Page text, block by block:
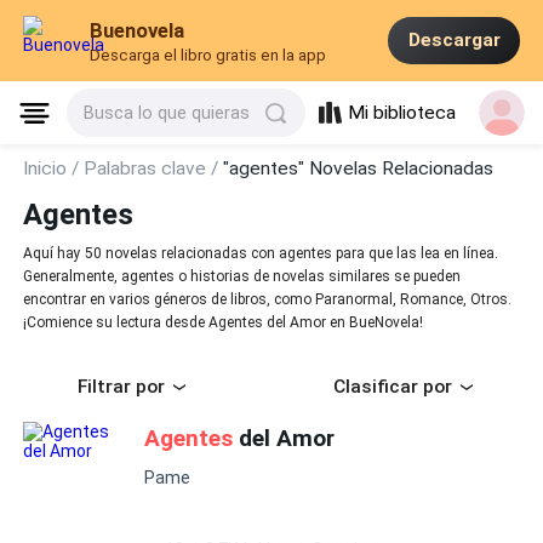
Buenovela
Descarga el libro gratis en la app
Descargar
Busca lo que quieras Mi biblioteca
Inicio / Palabras clave /"agentes" Novelas Relacionadas
Agentes
Aquí hay 50 novelas relacionadas con agentes para que las lea en línea.
Generalmente, agentes o historias de novelas similares se pueden
encontrar en varios géneros de libros, como Paranormal, Romance, Otros.
¡Comience su lectura desde Agentes del Amor en BueNovela!
Filtrar por Clasificar por
Agentes del Amor
Pame